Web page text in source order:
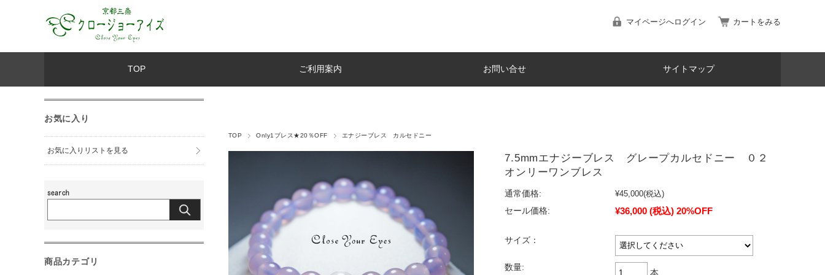
マイページへログイン カートをみる
TOP ご利用案内 お問い合せ サイトマップ
TOP Only1ブレス★20％OFF エナジーブレス カルセドニー
7.5mmエナジーブレス グレープカルセドニー ０２
オンリーワンブレス
通常価格: ¥45,000(税込)
セール価格:
¥36,000 (税込) 20%OFF
サイズ：
数量:
本
お気に入り
お気に入りリストを見る
商品カテゴリ